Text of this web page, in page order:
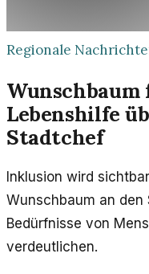
Regionale
Lebenshilfe
Stadtchef
Inklusion wird
Wunschbaum an den
Bedürfnisse von
verdeutlichen.